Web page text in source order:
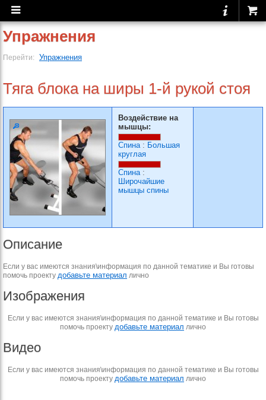
Упражнения
Перейти: Упражнения
Тяга блока на ширы 1-й рукой стоя
Воздействие на
мышцы:
Спина: Большая
круглая
Спина:
Широчайшие
мышцы спины
Описание
Если у вас имеются знания\информация по данной тематике и Вы готовы
помочь проекту добавьте материал лично
Изображения
Если у вас имеются знания\информация по данной тематике и Вы готовы
помочь проекту добавьте материал лично
Видео
Если у вас имеются знания\информация по данной тематике и Вы готовы
помочь проекту добавьте материал лично